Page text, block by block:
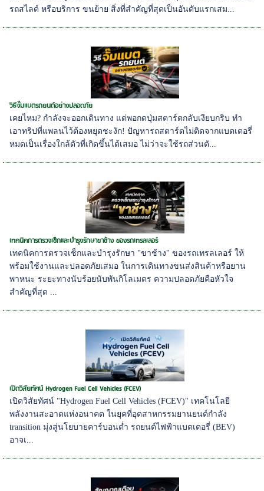
รถสไลด์ หรือบริการ ขนย้าย สิ่งที่สำคัญที่สุดเป็นอันดับแรกเสม...
วิธีจั๊มแบตรถยนต์อย่างปลอดภัย
เคยไหม? กำลังจะออกเดินทาง แต่พอกดปุ่มสตาร์ตกลับเงียบกริบ ทำ
เอาทริปที่แพลนไว้ต้องหยุดชะงัก! ปัญหารถสตาร์ตไม่ติดจากแบตเตอรี่
หมดเป็นเรื่องใกล้ตัวที่เกิดขึ้นได้เสมอ ไม่ว่าจะใช้รถส่วนตั...
เทคนิคการตรวจเช็กและบำรุงรักษาขาช้าง ของรถเทรลเลอร์
เทคนิคการตรวจเช็กและบำรุงรักษา "ขาช้าง" ของรถเทรลเลอร์ ให้
พร้อมใช้งานและปลอดภัยเสมอ ในการเดินทางขนส่งสินค้าหรือยาน
พาหนะ ระยะทางนับร้อยนับพันกิโลเมตร ความปลอดภัยคือหัวใจ
สำคัญที่สุด ...
เปิดวิสัยทัศน์ Hydrogen Fuel Cell Vehicles (FCEV)
เปิดวิสัยทัศน์ "Hydrogen Fuel Cell Vehicles (FCEV)" เทคโนโลยี
พลังงานสะอาดแห่งอนาคต ในยุคที่อุตสาหกรรมยานยนต์กำลัง
transition มุ่งสู่นโยบายคาร์บอนต่ำ รถยนต์ไฟฟ้าแบตเตอรี่ (BEV)
อาจเ...